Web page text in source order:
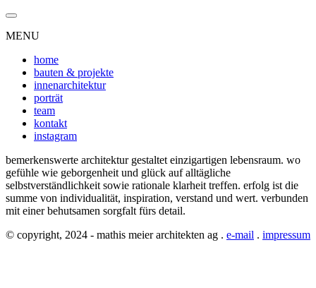
MENU
home
bauten & projekte
innenarchitektur
porträt
team
kontakt
instagram
bemerkenswerte architektur gestaltet einzigartigen lebensraum. wo
gefühle wie geborgenheit und glück auf alltägliche
selbstverständlichkeit sowie rationale klarheit treffen. erfolg ist die
summe von individualität, inspiration, verstand und wert. verbunden
mit einer behutsamen sorgfalt fürs detail.
© copyright, 2024 - mathis meier architekten ag . e-mail . impressum